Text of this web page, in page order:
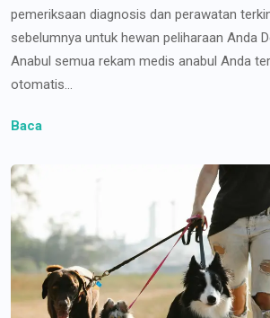
pemeriksaan diagnosis dan perawatan
sebelumnya untuk hewan peliharaan Anda
Anabul semua rekam medis anabul Anda
otomatis...
Baca